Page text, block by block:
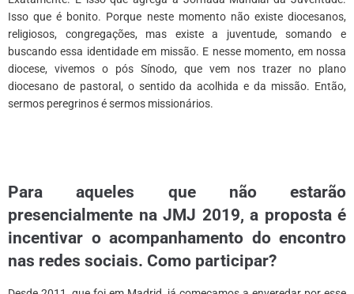
Isso que é bonito. Porque neste momento não existe diocesanos,
religiosos, congregações, mas existe a juventude, somando e
buscando essa identidade em missão. E nesse momento, em nossa
diocese, vivemos o pós Sínodo, que vem nos trazer no plano
diocesano de pastoral, o sentido da acolhida e da missão. Então,
sermos peregrinos é sermos missionários.
Para aqueles que não estarão
presencialmente na JMJ 2019, a proposta é
incentivar o acompanhamento do encontro
nas redes sociais. Como participar?